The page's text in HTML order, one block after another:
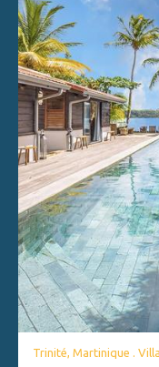
Trinité, Martinique .